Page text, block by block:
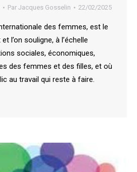
Par Jacques Gosselin 22/02/2025
des femmes, est le
l’on souligne, à l’échelle
sociales, économiques,
des femmes et des filles, et où
au travail qui reste à faire.